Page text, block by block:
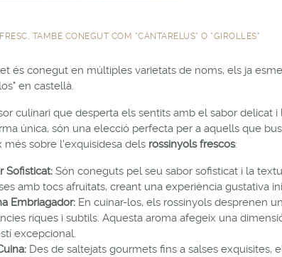
TAMBÉ CONEGUT COM "CÁNTARELUS" O "GIROLLES"
és conegut en múltiples varietats de noms, els ja
en castellà.
culinari que desperta els sentits amb el sabor delicat
única, són una elecció perfecta per a aquells que
més sobre l'exquisidesa dels rossinyols frescos:
Sofisticat: Són coneguts pel seu sabor sofisticat i la
amb tocs afruitats, creant una experiència gustativa
Embriagador: En cuinar-los, els rossinyols desprenen
riques i subtils. Aquesta aroma afegeix una
excepcional.
Des de saltejats gourmets fins a salses exquisites,